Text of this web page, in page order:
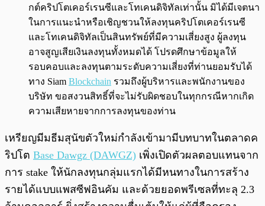
กต์คริปโตเคอร์เรนซีและโทเคนดิจิทัลเท่านั้น มิได้มีเจตนา
ในการแนะนำหรือเชิญชวนให้ลงทุนคริปโตเคอร์เรนซี
และโทเคนดิจิทัลเป็นสินทรัพย์ที่มีความเสี่ยงสูง ผู้ลงทุน
อาจสูญเสียเงินลงทุนทั้งหมดได้ โปรดศึกษาข้อมูลให้
รอบคอบและลงทุนตามระดับความเสี่ยงที่ท่านยอมรับได้
ทาง Siam Blockchain รวมถึงผู้บริหารและพนักงานของ
บริษัท ขอสงวนสิทธิ์ที่จะไม่รับผิดชอบในทุกกรณีหากเกิด
ความเสียหายจากการลงทุนของท่าน
เหรียญมีมธีมสุนัขตัวใหม่กำลังเข้ามามีบทบาทในตลาดค
ริปโต Base Dawgz (DAWGZ) เพิ่งเปิดตัวผลตอบแทนจาก
การ stake ให้นักลงทุนกลุ่มแรกได้มีหนทางในการสร้าง
รายได้แบบแพสซีฟอินคัม และด้วยยอดพรีเซลที่ทะลุ 2.3